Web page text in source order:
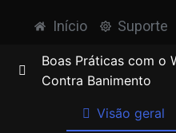
Início Suporte
Introdução ao WhatsApp
Boas Práticas com o
Contra Banimento
Visão geral